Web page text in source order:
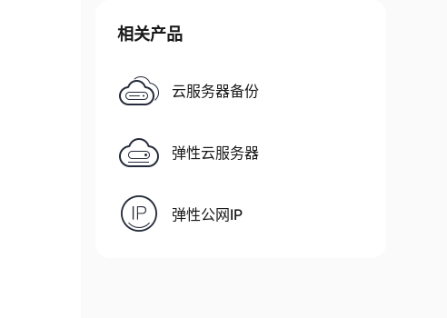
相关产品
云服务器备份
弹性云服务器
弹性公网IP